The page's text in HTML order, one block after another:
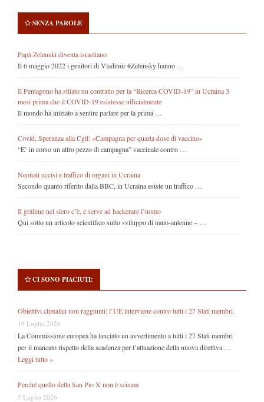
SENZA PAROLE
Papà Zelenski diventa israeliano
Il 6 maggio 2022 i genitori di Vladimir #Zelensky hanno …
Il Pentagono ha stilato un contratto per la “Ricerca COVID-19” in Ucraina 3
mesi prima che il COVID-19 esistesse ufficialmente
Il mondo ha iniziato a sentire parlare per la prima …
Covid, Speranza alla Cgil: «Campagna per quarta dose di vaccino»
“E’ in corso un altro pezzo di campagna” vaccinale contro …
Neonati uccisi e traffico di organi in Ucraina
Secondo quanto riferito dalla BBC, in Ucraina esiste un traffico …
Il grafene nel siero c’è, e serve ad hackerare l’uomo
Qui sotto un articolo scientifico sullo sviluppo di nano-antenne – …
CI SONO PIACIUTI:
Obiettivi climatici non raggiunti: l’UE interviene contro tutti i 27 Stati membri.
19 Luglio 2026
La Commissione europea ha lanciato un avvertimento a tutti i 27 Stati membri
per il mancato rispetto della scadenza per l’attuazione della nuova direttiva …
Leggi tutto »
Perché quello della San Pio X non è scisma
5 Luglio 2026